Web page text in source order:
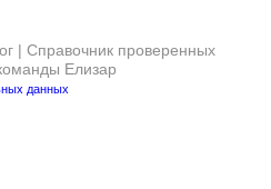
| Справочник проверенных
Елизар
данных